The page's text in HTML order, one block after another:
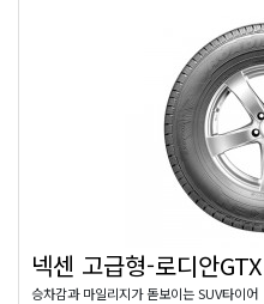
넥센 고급형-로디안GTX
승차감과 마일리지가 돋보이는 SUV타이어